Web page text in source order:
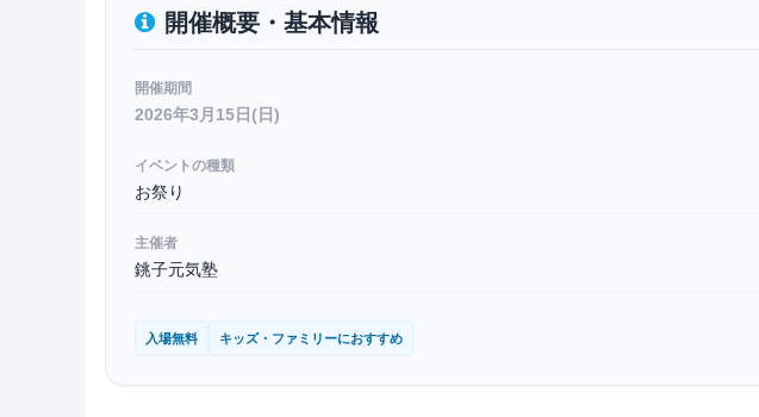
開催概要・基本情報
開催期間
2026年3月15日(日)
イベントの種類
お祭り
主催者
銚子元気塾
入場無料 キッズ・ファミリーにおすすめ